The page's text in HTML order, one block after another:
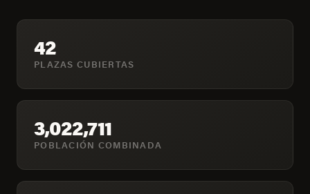
42
PLAZAS CUBIERTAS
3,022,711
POBLACIÓN COMBINADA